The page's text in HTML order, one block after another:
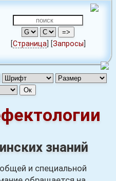
[Страница [Запросы
знаний
и специальной